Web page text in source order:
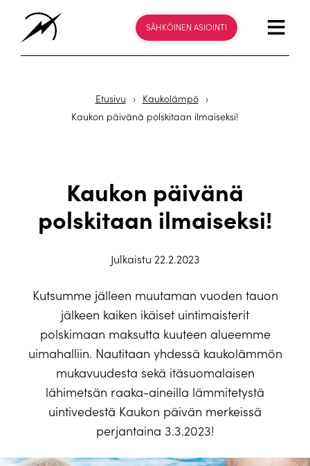
SÄHKÖINEN ASIOINTI
Etusivu › Kaukolämpö
›
Kaukon päivänä polskitaan ilmaiseksi!
Kaukon päivänä
polskitaan ilmaiseksi!
Julkaistu 22.2.2023
Kutsumme jälleen muutaman vuoden tauon
jälkeen kaiken ikäiset uintimaisterit
polskimaan maksutta kuuteen alueemme
uimahalliin. Nautitaan yhdessä kaukolämmön
mukavuudesta sekä itäsuomalaisen
lähimetsän raaka-aineilla lämmitetystä
uintivedestä Kaukon päivän merkeissä
perjantaina 3.3.2023!